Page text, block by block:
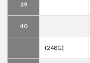
39
40
(248G)